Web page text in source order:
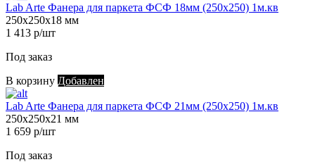
Lab Arte Фанера для паркета ФСФ 18мм (250х250) 1м.кв
250х250х18 мм
1 413 р/шт
Под заказ
В корзину Добавлен
Lab Arte Фанера для паркета ФСФ 21мм (250х250) 1м.кв
250х250х21 мм
1 659 р/шт
Под заказ